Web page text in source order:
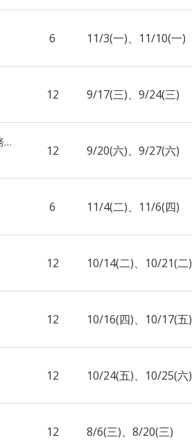
6 11/3(一)、11/10(一)
12 9/17(三)、9/24(三)
17 運用 AI 導入長照機構之評鑑指標應用分析提升服務品質
12 9/20(六)、9/27(六)
6 11/4(二)、11/6(四)
12 10/14(二)、10/21(二)
12 10/16(四)、10/17(五)
12 10/24(五)、10/25(六)
12 8/6(三)、8/20(三)